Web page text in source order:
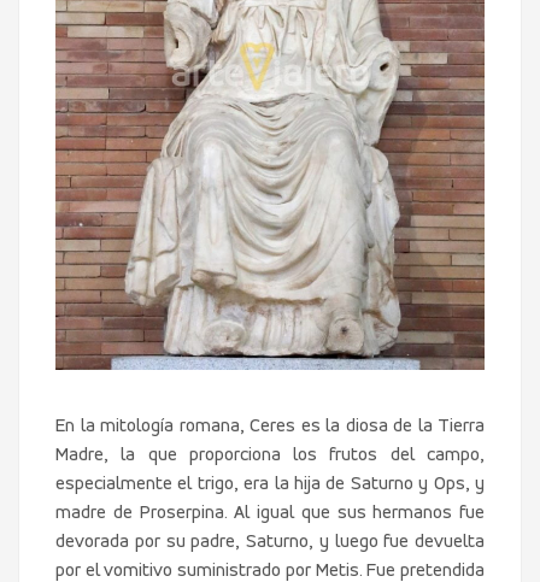
En la mitología romana, Ceres es la diosa de la Tierra
Madre, la que proporciona los frutos del campo,
especialmente el trigo, era la hija de Saturno y Ops, y
madre de Proserpina. Al igual que sus hermanos fue
devorada por su padre, Saturno, y luego fue devuelta
por el vomitivo suministrado por Metis. Fue pretendida